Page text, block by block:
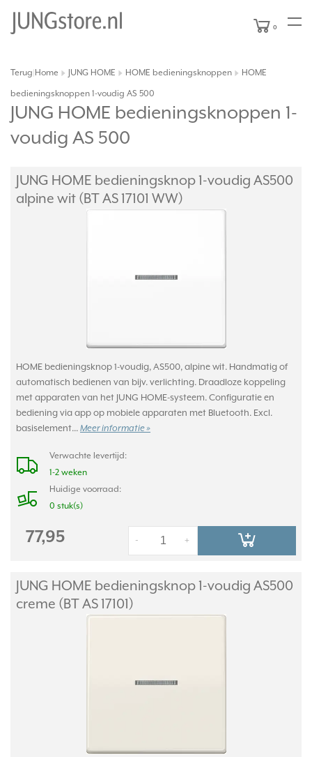
0
Terug Home JUNG HOME HOME bedieningsknoppen
HOME
bedieningsknoppen 1-voudig AS 500
JUNG HOME bedieningsknoppen 1-
voudig AS 500
JUNG HOME bedieningsknop 1-voudig AS500
alpine wit (BT AS 17101 WW)
HOME bedieningsknop 1-voudig, AS500, alpine wit. Handmatig of
automatisch bedienen van bijv. verlichting. Draadloze koppeling
met apparaten van het JUNG HOME-systeem. Configuratie en
bediening via app op mobiele apparaten met Bluetooth. Excl.
basiselement... Meer informatie »
Verwachte levertijd:
1-2 weken
Huidige voorraad:
0 stuk(s)
77,95 +
-
JUNG HOME bedieningsknop 1-voudig AS500
creme (BT AS 17101)